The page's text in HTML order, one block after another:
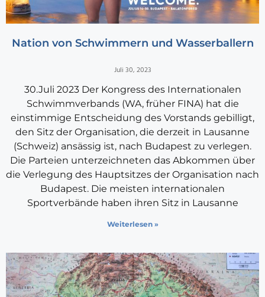
Nation von Schwimmern und Wasserballern
Juli 30, 2023
30.Juli 2023 Der Kongress des Internationalen
Schwimmverbands (WA, früher FINA) hat die
einstimmige Entscheidung des Vorstands gebilligt,
den Sitz der Organisation, die derzeit in Lausanne
(Schweiz) ansässig ist, nach Budapest zu verlegen.
Die Parteien unterzeichneten das Abkommen über
die Verlegung des Hauptsitzes der Organisation nach
Budapest. Die meisten internationalen
Sportverbände haben ihren Sitz in Lausanne
Weiterlesen »